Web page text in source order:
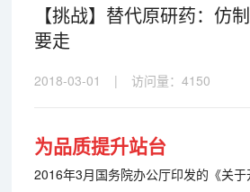
【挑战】替代原研药：仿
要走
2018-03-01 | 访问量：4150
为品质提升站台
2016年3月国务院办公厅印发的《关